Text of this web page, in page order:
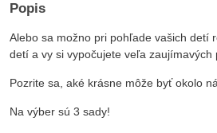
Popis
Alebo sa možno pri pohľade vašich detí
detí a vy si vypočujete veľa zaujímavých
Pozrite sa, aké krásne môže byť okolo
Na výber sú 3 sady!